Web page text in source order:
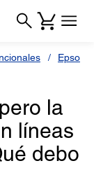
Epson L
la
líneas
debo